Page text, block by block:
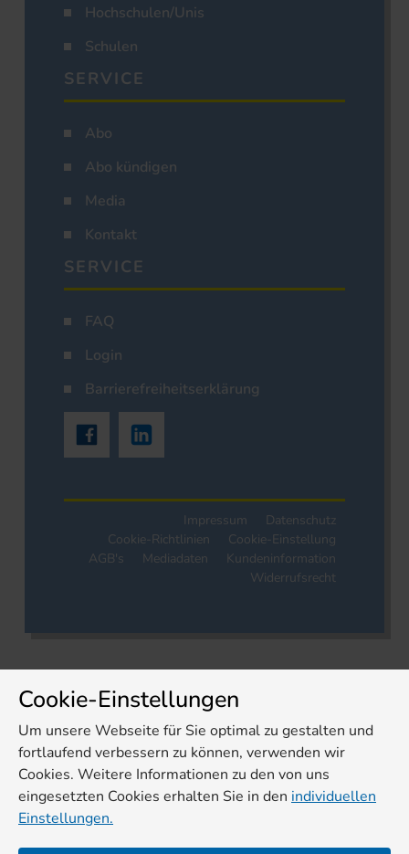
Hochschulen/Unis
Schulen
SERVICE
Abo
Abo kündigen
Media
Kontakt
SERVICE
FAQ
Login
Barrierefreiheitserklärung
Impressum
Datenschutz
Cookie-Richtlinien
Cookie-Einstellung
AGB's
Mediadaten
Kundeninformation
Widerrufsrecht
Cookie-Einstellungen
Um unsere Webseite für Sie optimal zu gestalten und
fortlaufend verbessern zu können, verwenden wir
Cookies. Weitere Informationen zu den von uns
eingesetzten Cookies erhalten Sie in den individuellen
Einstellungen.